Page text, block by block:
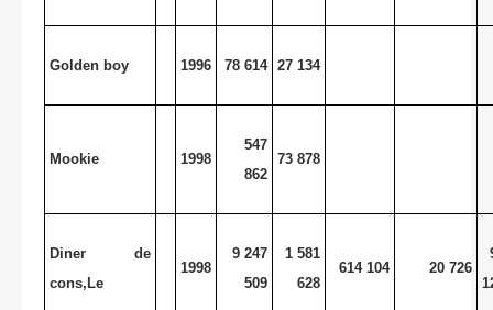
Golden boy 1996 78 614 27 134
Mookie 1998
547
862
73 878
Diner de
cons,Le
1998
9 247
509
1 581
628
614 104 20 726